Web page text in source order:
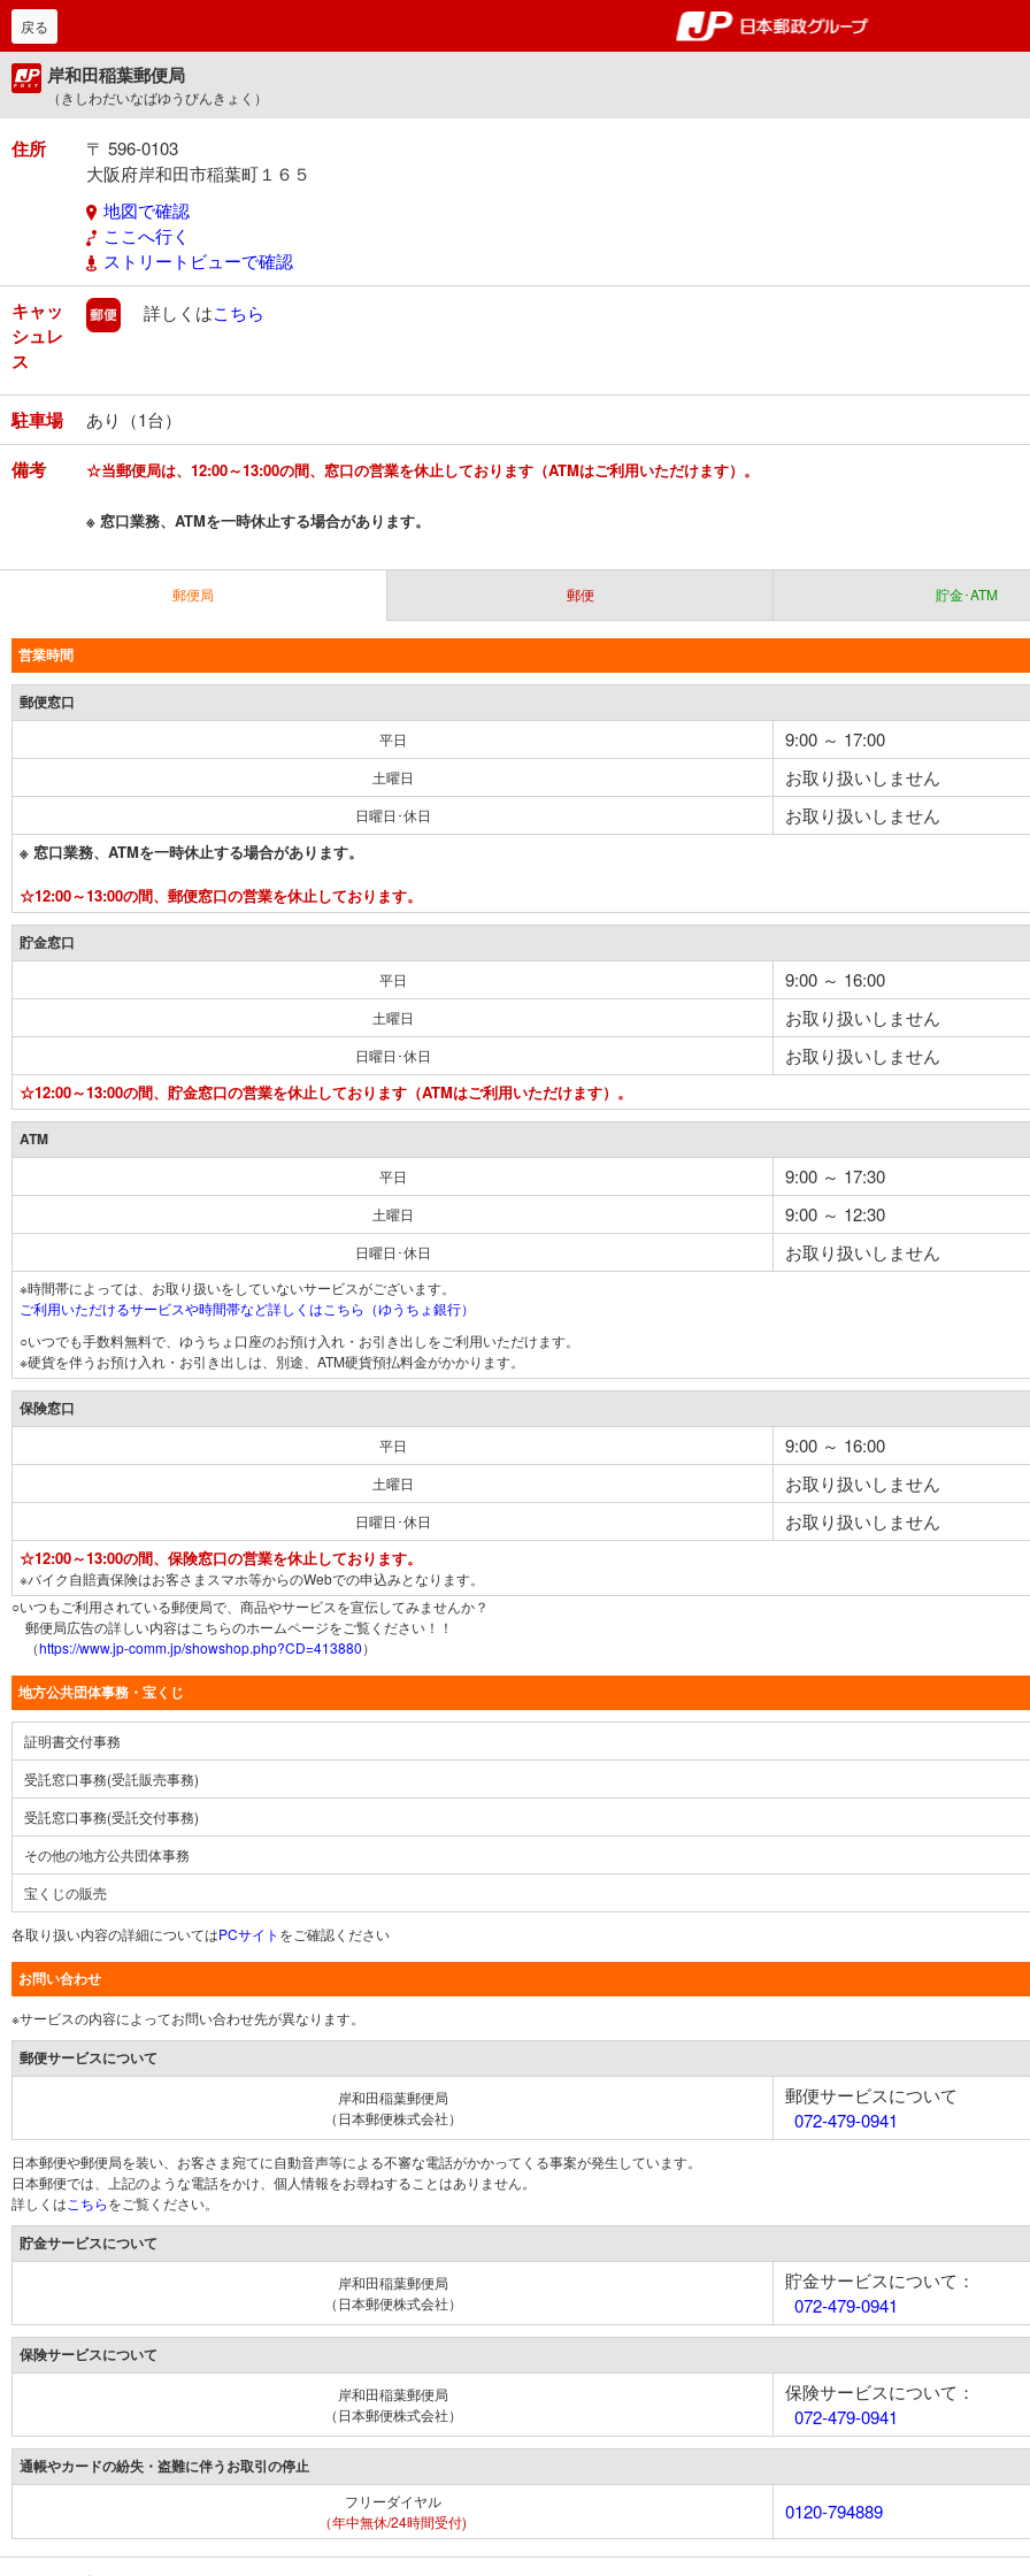
郵便局・日本郵政グルー
戻る
岸和田稲葉郵便局
（きしわだいなばゆうびんきょく）
住所
〒 596-0103
大阪府岸和田市稲葉町１６５
地図で確認
ここへ行く
ストリートビューで確認
キャッ
シュレ
ス
郵便
詳しくはこちら
駐車場 あり（1台）
備考 ☆当郵便局は、12:00～13:00の間、窓口の営業を休止しております（ATMはご利用いただけます）。
※ 窓口業務、ATMを一時休止する場合があります。
郵便局 郵便 貯金･ATM
営業時間
郵便窓口
平日 9:00 ～ 17:00
土曜日 お取り扱いしません
日曜日･休日 お取り扱いしません
※ 窓口業務、ATMを一時休止する場合があります。
☆12:00～13:00の間、郵便窓口の営業を休止しております。
貯金窓口
平日 9:00 ～ 16:00
土曜日 お取り扱いしません
日曜日･休日 お取り扱いしません
☆12:00～13:00の間、貯金窓口の営業を休止しております（ATMはご利用いただけます）。
ATM
平日 9:00 ～ 17:30
土曜日 9:00 ～ 12:30
日曜日･休日 お取り扱いしません
※時間帯によっては、お取り扱いをしていないサービスがございます。
ご利用いただけるサービスや時間帯など詳しくはこちら（ゆうちょ銀行）
○いつでも手数料無料で、ゆうちょ口座のお預け入れ・お引き出しをご利用いただけます。
※硬貨を伴うお預け入れ・お引き出しは、別途、ATM硬貨預払料金がかかります。
保険窓口
平日 9:00 ～ 16:00
土曜日 お取り扱いしません
日曜日･休日 お取り扱いしません
☆12:00～13:00の間、保険窓口の営業を休止しております。
※バイク自賠責保険はお客さまスマホ等からのWebでの申込みとなります。
○いつもご利用されている郵便局で、商品やサービスを宣伝してみませんか？
郵便局広告の詳しい内容はこちらのホームページをご覧ください！！
（https://www.jp-comm.jp/showshop.php?CD=413880）
地方公共団体事務・宝くじ
証明書交付事務
受託窓口事務(受託販売事務)
受託窓口事務(受託交付事務)
その他の地方公共団体事務
宝くじの販売
各取り扱い内容の詳細についてはPCサイト をご確認ください
お問い合わせ
※サービスの内容によってお問い合わせ先が異なります。
郵便サービスについて
岸和田稲葉郵便局
（日本郵便株式会社）
郵便サービスについて
072-479-0941
日本郵便や郵便局を装い、お客さま宛てに自動音声等による不審な電話がかかってくる事案が発生しています。
日本郵便では、上記のような電話をかけ、個人情報をお尋ねすることはありません。
詳しくは こちらをご覧ください。
貯金サービスについて
岸和田稲葉郵便局
（日本郵便株式会社）
貯金サービスについて：
072-479-0941
保険サービスについて
岸和田稲葉郵便局
（日本郵便株式会社）
保険サービスについて：
072-479-0941
通帳やカードの紛失・盗難に伴うお取引の停止
フリーダイヤル
（年中無休/24時間受付)
0120-794889